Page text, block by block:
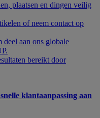
plaatsen en dingen veilig
of neem contact op
deel aan ons globale
bereikt door
klantaanpassing aan